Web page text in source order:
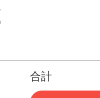
合計